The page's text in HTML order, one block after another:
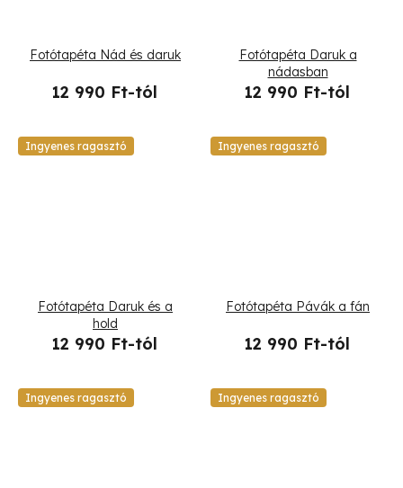
Fotótapéta Nád és daruk
12 990 Ft-tól
Fotótapéta Daruk a
nádasban
12 990 Ft-tól
Ingyenes ragasztó
Fotótapéta Daruk és a
hold
12 990 Ft-tól
Ingyenes ragasztó
Fotótapéta Pávák a fán
12 990 Ft-tól
Ingyenes ragasztó Ingyenes ragasztó